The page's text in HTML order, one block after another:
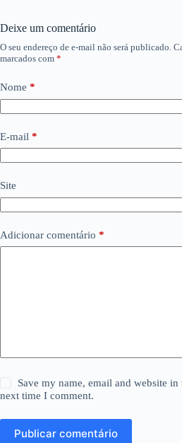
Deixe um comentário
O seu endereço de e-mail não será publicado.
marcados com *
Nome *
E-mail *
Site
Adicionar comentário *
Save my name, email and website
next time I comment.
Publicar comentário